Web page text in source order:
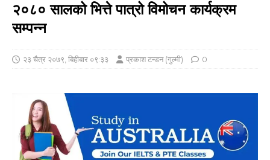
२०८० सालको भित्ते पात्रो विमोचन कार्यक्रम
सम्पन्न
२३ चैत्र २०७९, बिहीबार ०९:३३ प्रकाश टन्डन (गुल्मी) 0